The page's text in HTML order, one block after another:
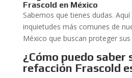
Frascold en México
Sabemos que tienes dudas.
inquietudes más comunes de
México que buscan proteger sus
¿Cómo puedo saber
refacción Frascold